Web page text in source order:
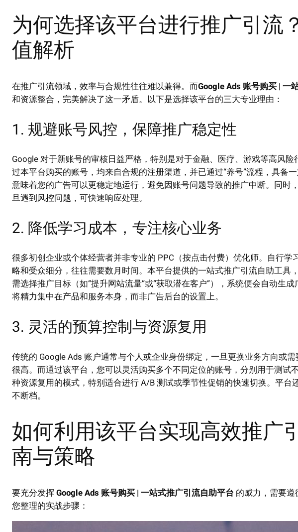
为何选择该平台进行推广引流
值解析
在推广引流领域，效率与合规性往往难以兼得。而Google Ads 账号购买 | 一
和资源整合，完美解决了这一矛盾。以下是选择该平台的三大专业理由：
1. 规避账号风控，保障推广稳定性
Google 对于新账号的审核日益严格，特别是对于金融、医疗、游戏等高风
过本平台购买的账号，均来自合规的注册渠道，并已通过“养号”流程，具备
意味着您的广告可以更稳定地运行，避免因账号问题导致的推广中断。同时
旦遇到风控问题，可快速响应处理。
2. 降低学习成本，专注核心业务
很多初创企业或个体经营者并非专业的 PPC（按点击付费）优化师。自行学
略和受众细分，往往需要数月时间。本平台提供的一站式推广引流自助工具
需选择推广目标（如“提升网站流量”或“获取潜在客户”），系统便会自动生
将精力集中在产品和服务本身，而非广告后台的设置上。
3. 灵活的预算控制与资源复用
传统的 Google Ads 账户通常与个人或企业身份绑定，一旦更换业务方向或
很高。而通过该平台，您可以灵活购买多个不同定位的账号，分别用于测试
种资源复用的模式，特别适合进行 A/B 测试或季节性促销的快速切换。平台
不断档。
如何利用该平台实现高效推广
南与策略
要充分发挥Google Ads 账号购买 | 一站式推广引流自助平台 的威力，需要
您整理的实战步骤：